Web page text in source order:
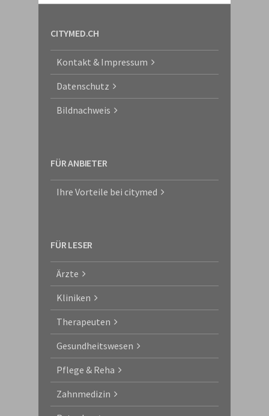
CITYMED.CH
Kontakt & Impressum
Datenschutz
Bildnachweis
FÜR ANBIETER
Ihre Vorteile bei citymed
FÜR LESER
Ärzte
Kliniken
Therapeuten
Gesundheitswesen
Pflege & Reha
Zahnmedizin